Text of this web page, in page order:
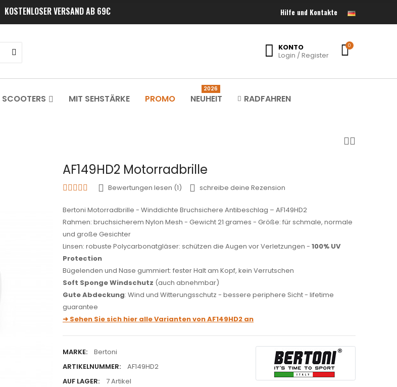
KOSTENLOSER VERSAND AB 69€ Hilfe und Kontakte
KONTO
Login / Register
0
SCOOTERS MIT SEHSTÄRKE PROMO NEUHEIT
2026
RADFAHREN
AF149HD2 Motorradbrille
Bewertungen lesen (1) schreibe deine Rezension
Bertoni Motorradbrille - Winddichte Bruchsichere Antibeschlag – AF149HD2
Rahmen: bruchsicherem Nylon Mesh - Gewicht 21 grames - Größe: für schmale, normale
und große Gesichter
Linsen: robuste Polycarbonatgläser: schützen die Augen vor Verletzungen - 100% UV
Protection
Bügelenden und Nase gummiert: fester Halt am Kopf, kein Verrutschen
Soft Sponge Windschutz (auch abnehmbar)
Gute Abdeckung: Wind und Witterungsschutz - bessere periphere Sicht - lifetime
guarantee
➜ Sehen Sie sich hier alle Varianten vonAF149HD2 an
MARKE:
Bertoni
ARTIKELNUMMER:
AF149HD2
AUF LAGER:
7 Artikel